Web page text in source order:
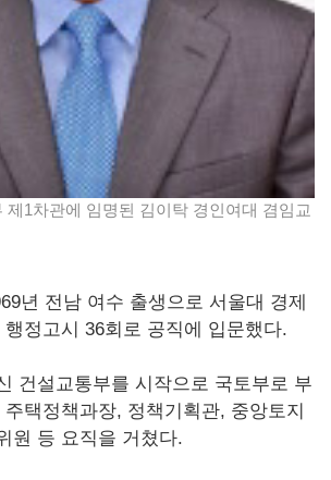
제1차관에 임명된 김이탁 경인여대 겸임교
년 전남 여수 출생으로 서울대 경제
정고시 36회로 공직에 입문했다.
건설교통부를 시작으로 국토부로 부
택정책과장, 정책기획관, 중앙토지
원 등 요직을 거쳤다.